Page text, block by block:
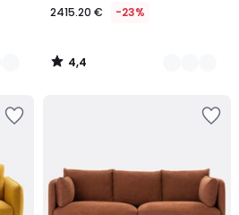
2415.20 € -23%
4,4
/